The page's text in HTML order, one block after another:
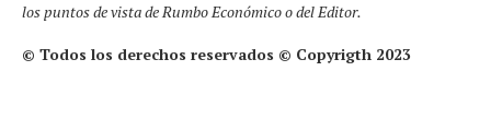
los puntos de vista de Rumbo Económico o del Editor.
© Todos los derechos reservados © Copyrigth 2023